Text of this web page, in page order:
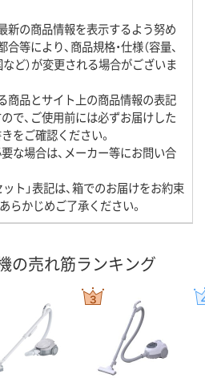
新の商品情報を表示するよう努め
等により、商品規格・仕様（容量、
など）が変更される場合がございま
商品とサイト上の商品情報の表記
で、ご使用前には必ずお届けした
をご確認ください。
な場合は、メーカー等にお問い合
ト」表記は、箱でのお届けをお約束
らかじめご了承ください。
の売れ筋ランキング